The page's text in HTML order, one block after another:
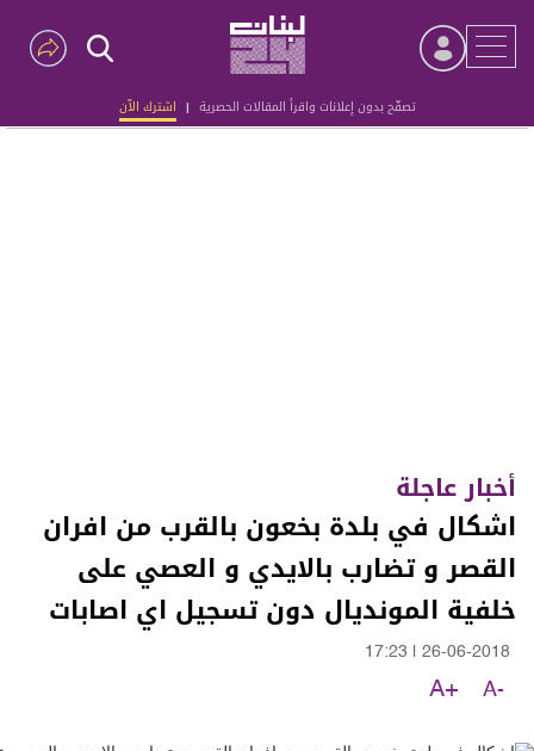
تصفّح بدون إعلانات واقرأ المقالات الحصرية | اشترك الآن
Advertisement
أخبار عاجلة
‏اشكال في بلدة بخعون بالقرب من افران
القصر و تضارب بالايدي و العصي على
خلفية المونديال دون تسجيل اي اصابات
26-06-2018
17:23
A-
A+